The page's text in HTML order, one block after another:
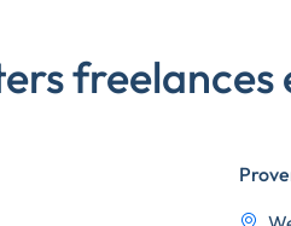
freelances